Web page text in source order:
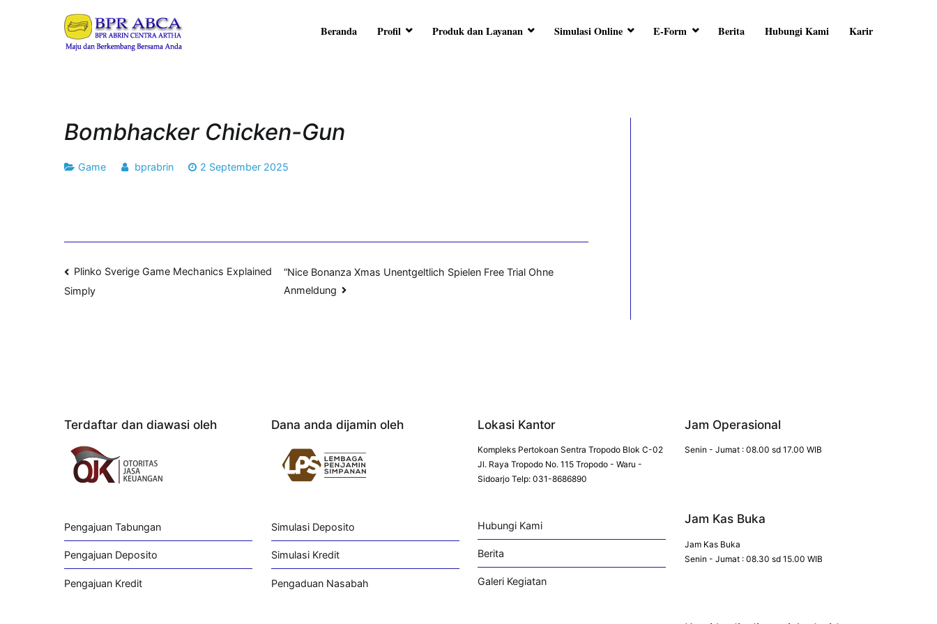
BPR ABRIN CENTRA ARTHA
Beranda Profil Produk dan Layanan Simulasi Online E-Form Berita Hubungi Kami Karir
Bombhacker Chicken-Gun
Game bprabrin 2 September 2025
Navigasi
pos
Plinko Sverige Game Mechanics Explained
Simply
“Nice Bonanza Xmas Unentgeltlich Spielen Free Trial Ohne
Anmeldung
Terdaftar dan diawasi oleh
Pengajuan Tabungan
Pengajuan Deposito
Pengajuan Kredit
Dana anda dijamin oleh
Simulasi Deposito
Simulasi Kredit
Pengaduan Nasabah
Lokasi Kantor
Kompleks Pertokoan Sentra Tropodo Blok C-02
Jl. Raya Tropodo No. 115 Tropodo - Waru -
Sidoarjo Telp: 031-8686890
Hubungi Kami
Berita
Galeri Kegiatan
Jam Operasional
Senin - Jumat : 08.00 sd 17.00 WIB
Jam Kas Buka
Jam Kas Buka
Senin - Jumat : 08.30 sd 15.00 WIB